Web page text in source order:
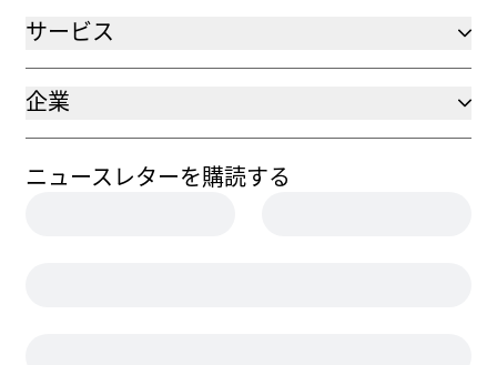
サービス
企業
ニュースレターを購読する